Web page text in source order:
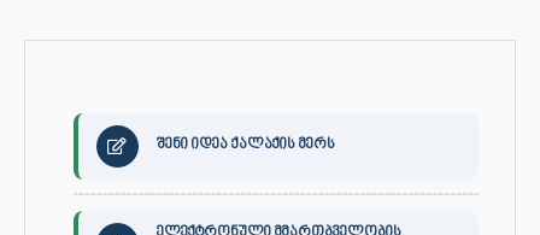
შენი იდეა ქალაქის მერს